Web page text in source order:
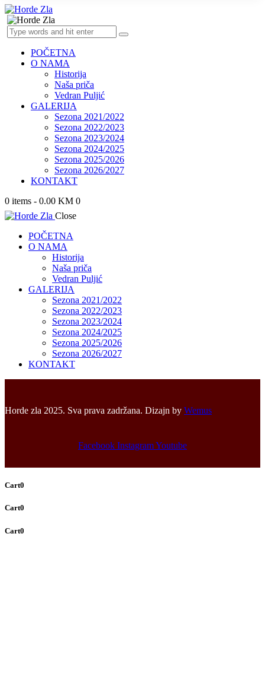
POČETNA
O NAMA
Historija
Naša priča
Vedran Puljić
GALERIJA
Sezona 2021/2022
Sezona 2022/2023
Sezona 2023/2024
Sezona 2024/2025
Sezona 2025/2026
Sezona 2026/2027
KONTAKT
0 items - 0.00 KM 0
Close
POČETNA
O NAMA
Historija
Naša priča
Vedran Puljić
GALERIJA
Sezona 2021/2022
Sezona 2022/2023
Sezona 2023/2024
Sezona 2024/2025
Sezona 2025/2026
Sezona 2026/2027
KONTAKT
Horde zla 2025. Sva prava zadržana. Dizajn by Wemus
Facebook InstagramYoutube
Cart0
Cart0
Cart0